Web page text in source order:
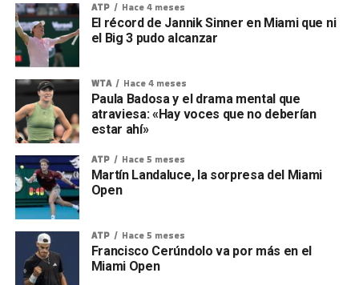
ATP Hace 4 meses
El récord de Jannik Sinner en Miami que ni
el Big 3 pudo alcanzar
WTA Hace 4 meses
Paula Badosa y el drama mental que
atraviesa: «Hay voces que no deberían
estar ahí»
ATP Hace 5 meses
Martín Landaluce, la sorpresa del Miami
Open
ATP Hace 5 meses
Francisco Cerúndolo va por más en el
Miami Open